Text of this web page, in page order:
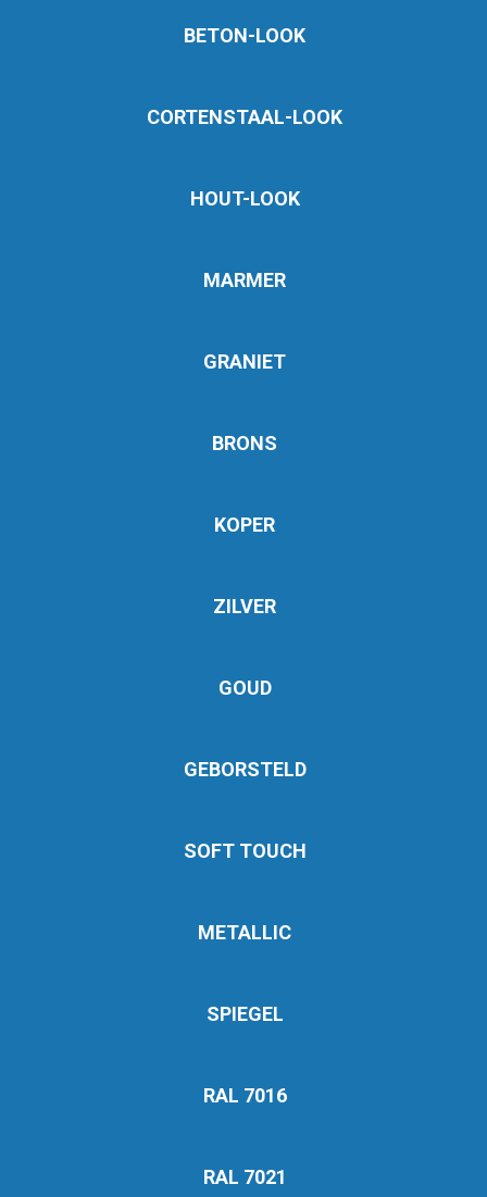
BETON-LOOK
CORTENSTAAL-LOOK
HOUT-LOOK
MARMER
GRANIET
BRONS
KOPER
ZILVER
GOUD
GEBORSTELD
SOFT TOUCH
METALLIC
SPIEGEL
RAL 7016
RAL 7021